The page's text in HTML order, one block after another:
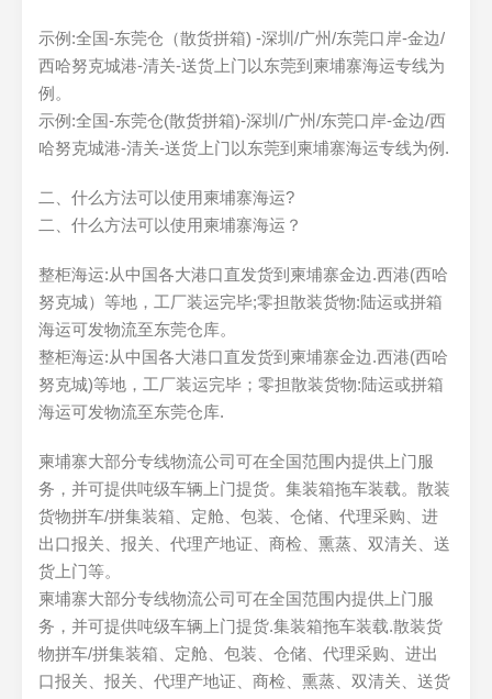
示例:全国-东莞仓（散货拼箱) -深圳/广州/东莞口岸-金边/
西哈努克城港-清关-送货上门以东莞到柬埔寨海运专线为
例。
示例:全国-东莞仓(散货拼箱)-深圳/广州/东莞口岸-金边/西
哈努克城港-清关-送货上门以东莞到柬埔寨海运专线为例.
二、什么方法可以使用柬埔寨海运?
二、什么方法可以使用柬埔寨海运？
整柜海运:从中国各大港口直发货到柬埔寨金边.西港(西哈
努克城）等地，工厂装运完毕;零担散装货物:陆运或拼箱
海运可发物流至东莞仓库。
整柜海运:从中国各大港口直发货到柬埔寨金边.西港(西哈
努克城)等地，工厂装运完毕；零担散装货物:陆运或拼箱
海运可发物流至东莞仓库.
柬埔寨大部分专线物流公司可在全国范围内提供上门服
务，并可提供吨级车辆上门提货。集装箱拖车装载。散装
货物拼车/拼集装箱、定舱、包装、仓储、代理采购、进
出口报关、报关、代理产地证、商检、熏蒸、双清关、送
货上门等。
柬埔寨大部分专线物流公司可在全国范围内提供上门服
务，并可提供吨级车辆上门提货.集装箱拖车装载.散装货
物拼车/拼集装箱、定舱、包装、仓储、代理采购、进出
口报关、报关、代理产地证、商检、熏蒸、双清关、送货